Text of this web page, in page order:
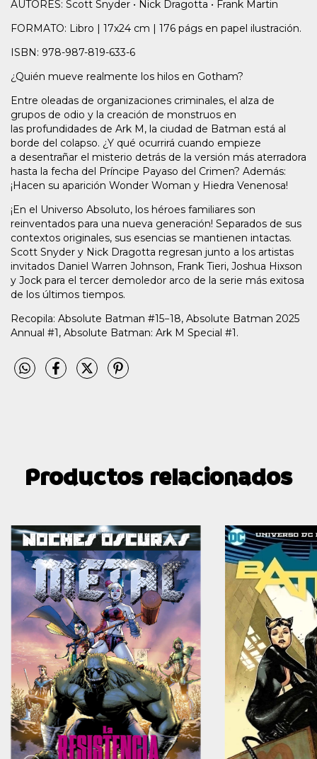
AUTORES: Scott Snyder • Nick Dragotta • Frank Martin
FORMATO: Libro | 17x24 cm | 176 págs en papel ilustración.
ISBN: 978-987-819-633-6
¿Quién mueve realmente los hilos en Gotham?
Entre oleadas de organizaciones criminales, el alza de
grupos de odio y la creación de monstruos en
las profundidades de Ark M, la ciudad de Batman está al
borde del colapso. ¿Y qué ocurrirá cuando empieze
a desentrañar el misterio detrás de la versión más aterradora
hasta la fecha del Príncipe Payaso del Crimen? Además:
¡Hacen su aparición Wonder Woman y Hiedra Venenosa!
¡En el Universo Absoluto, los héroes familiares son
reinventados para una nueva generación! Separados de sus
contextos originales, sus esencias se mantienen intactas.
Scott Snyder y Nick Dragotta regresan junto a los artistas
invitados Daniel Warren Johnson, Frank Tieri, Joshua Hixson
y Jock para el tercer demoledor arco de la serie más exitosa
de los últimos tiempos.
Recopila: Absolute Batman #15−18, Absolute Batman 2025
Annual #1, Absolute Batman: Ark M Special #1.
Productos relacionados